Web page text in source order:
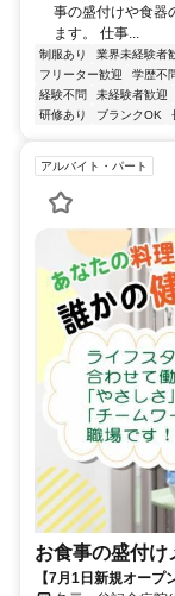
事の盛付けや食器
ます。 仕事...
制服あり 業界未経験者
フリーター歓迎
学歴不
経験不問
未経験者歓迎
研修あり
ブランクOK
アルバイト・パート
お食事の盛付け
【7月1日新規オー